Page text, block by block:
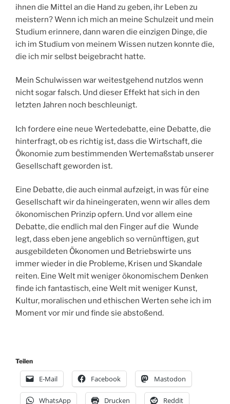
ihnen die Mittel an die Hand zu geben, ihr Leben zu
meistern? Wenn ich mich an meine Schulzeit und mein
Studium erinnere, dann waren die einzigen Dinge, die
ich im Studium von meinem Wissen nutzen konnte die,
die ich mir selbst beigebracht hatte.
Mein Schulwissen war weitestgehend nutzlos wenn
nicht sogar falsch. Und dieser Effekt hat sich in den
letzten Jahren noch beschleunigt.
Ich fordere eine neue Wertedebatte, eine Debatte, die
hinterfragt, ob es richtig ist, dass die Wirtschaft, die
Ökonomie zum bestimmenden Wertemaßstab unserer
Gesellschaft geworden ist.
Eine Debatte, die auch einmal aufzeigt, in was für eine
Gesellschaft wir da hineingeraten, wenn wir alles dem
ökonomischen Prinzip opfern. Und vor allem eine
Debatte, die endlich mal den Finger auf die Wunde
legt, dass eben jene angeblich so vernünftigen, gut
ausgebildeten Ökonomen und Betriebswirte uns
immer wieder in die Probleme, Krisen und Skandale
reiten. Eine Welt mit weniger ökonomischem Denken
finde ich fantastisch, eine Welt mit weniger Kunst,
Kultur, moralischen und ethischen Werten sehe ich im
Moment vor mir und finde sie abstoßend.
Teilen
E-Mail Facebook Mastodon
WhatsApp Drucken Reddit